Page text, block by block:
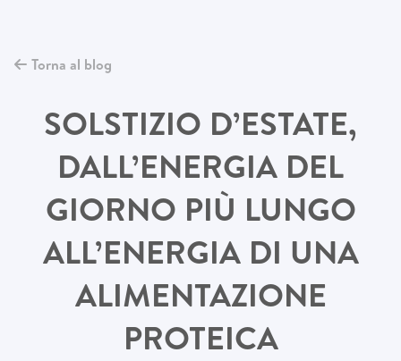
Torna al blog
SOLSTIZIO D’ESTATE,
DALL’ENERGIA DEL
GIORNO PIÙ LUNGO
ALL’ENERGIA DI UNA
ALIMENTAZIONE
PROTEICA